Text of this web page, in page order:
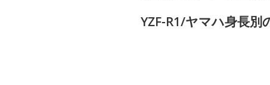
YZF-R1/ヤマハ身長別